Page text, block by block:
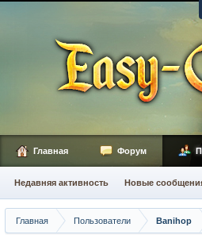
Главная Пользователи Banihop
Главная Форум
Недавняя активность Новые